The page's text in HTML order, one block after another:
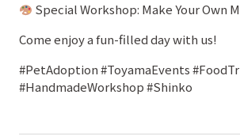
Special Workshop: Make Your Own
Come enjoy a fun-filled day with us!
#PetAdoption #ToyamaEvents
#HandmadeWorkshop #Shinko